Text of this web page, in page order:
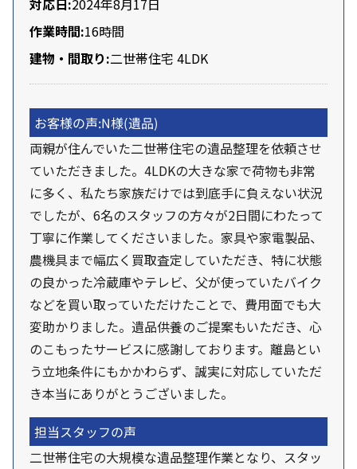
対応日:2024年8月17日
作業時間:16時間
建物・間取り:二世帯住宅 4LDK
お客様の声:N様(遺品)
両親が住んでいた二世帯住宅の遺品整理を依頼させ
ていただきました。4LDKの大きな家で荷物も非常
に多く、私たち家族だけでは到底手に負えない状況
でしたが、6名のスタッフの方々が2日間にわたって
丁寧に作業してくださいました。家具や家電製品、
農機具まで幅広く買取査定していただき、特に状態
の良かった冷蔵庫やテレビ、父が使っていたバイク
などを買い取っていただけたことで、費用面でも大
変助かりました。遺品供養のご提案もいただき、心
のこもったサービスに感謝しております。離島とい
う立地条件にもかかわらず、誠実に対応していただ
き本当にありがとうございました。
担当スタッフの声
二世帯住宅の大規模な遺品整理作業となり、スタッ